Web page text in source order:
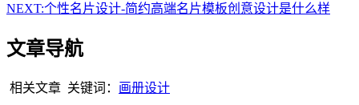
NEXT:个性名片设计-简约高端名片模板创意设计是什么样
文章导航
相关文章 关键词： 画册设计